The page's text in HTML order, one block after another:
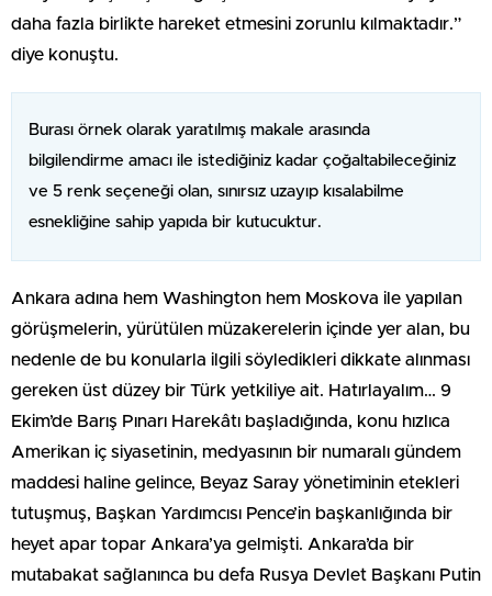
daha fazla birlikte hareket etmesini zorunlu kılmaktadır.”
diye konuştu.
Burası örnek olarak yaratılmış makale arasında
bilgilendirme amacı ile istediğiniz kadar çoğaltabileceğiniz
ve 5 renk seçeneği olan, sınırsız uzayıp kısalabilme
esnekliğine sahip yapıda bir kutucuktur.
Ankara adına hem Washington hem Moskova ile yapılan
görüşmelerin, yürütülen müzakerelerin içinde yer alan, bu
nedenle de bu konularla ilgili söyledikleri dikkate alınması
gereken üst düzey bir Türk yetkiliye ait. Hatırlayalım… 9
Ekim’de Barış Pınarı Harekâtı başladığında, konu hızlıca
Amerikan iç siyasetinin, medyasının bir numaralı gündem
maddesi haline gelince, Beyaz Saray yönetiminin etekleri
tutuşmuş, Başkan Yardımcısı Pence’in başkanlığında bir
heyet apar topar Ankara’ya gelmişti. Ankara’da bir
mutabakat sağlanınca bu defa Rusya Devlet Başkanı Putin